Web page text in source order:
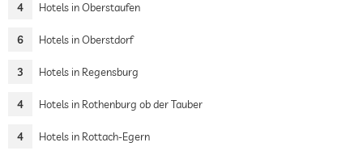
4 Hotels in Oberstaufen
6 Hotels in Oberstdorf
3 Hotels in Regensburg
4 Hotels in Rothenburg ob der Tauber
4 Hotels in Rottach-Egern